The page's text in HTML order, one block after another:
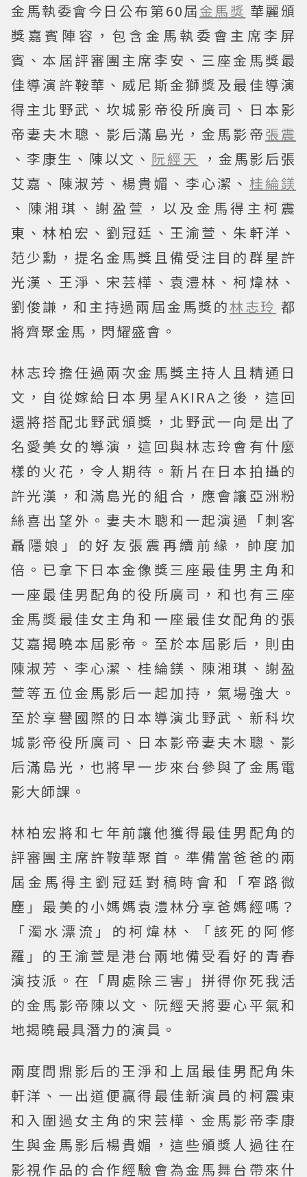
金馬執委會今日公布第60屆金馬獎 華麗頒
獎嘉賓陣容，包含金馬執委會主席李屏
賓、本屆評審團主席李安、三座金馬獎最
佳導演許鞍華、威尼斯金獅獎及最佳導演
得主北野武、坎城影帝役所廣司、日本影
帝妻夫木聰、影后滿島光，金馬影帝張震
、李康生、陳以文、 阮經天
，金馬影后張
艾嘉、陳淑芳、楊貴媚、李心潔、 桂綸鎂
、陳湘琪、謝盈萱，以及金馬得主柯震
東、林柏宏、劉冠廷、王渝萱、朱軒洋、
范少勳，提名金馬獎且備受注目的群星許
光漢、王淨、宋芸樺、袁澧林、柯煒林、
劉俊謙，和主持過兩屆金馬獎的林志玲 都
將齊聚金馬，閃耀盛會。
林志玲擔任過兩次金馬獎主持人且精通日
文，自從嫁給日本男星AKIRA之後，這回
還將搭配北野武頒獎，北野武一向是出了
名愛美女的導演，這回與林志玲會有什麼
樣的火花，令人期待。新片在日本拍攝的
許光漢，和滿島光的組合，應會讓亞洲粉
絲喜出望外。妻夫木聰和一起演過「刺客
聶隱娘」的好友張震再續前緣，帥度加
倍。已拿下日本金像獎三座最佳男主角和
一座最佳男配角的役所廣司，和也有三座
金馬獎最佳女主角和一座最佳女配角的張
艾嘉揭曉本屆影帝。至於本屆影后，則由
陳淑芳、李心潔、桂綸鎂、陳湘琪、謝盈
萱等五位金馬影后一起加持，氣場強大。
至於享譽國際的日本導演北野武、新科坎
城影帝役所廣司、日本影帝妻夫木聰、影
后滿島光，也將早一步來台參與了金馬電
影大師課。
林柏宏將和七年前讓他獲得最佳男配角的
評審團主席許鞍華聚首。準備當爸爸的兩
屆金馬得主劉冠廷對稿時會和「窄路微
塵」最美的小媽媽袁澧林分享爸媽經嗎？
「濁水漂流」的柯煒林、「該死的阿修
羅」的王渝萱是港台兩地備受看好的青春
演技派。在「周處除三害」拼得你死我活
的金馬影帝陳以文、阮經天將要心平氣和
地揭曉最具潛力的演員。
兩度問鼎影后的王淨和上屆最佳男配角朱
軒洋、一出道便贏得最佳新演員的柯震東
和入圍過女主角的宋芸樺、金馬影帝李康
生與金馬影后楊貴媚，這些頒獎人過往在
影視作品的合作經驗會為金馬舞台帶來什